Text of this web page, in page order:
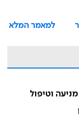
למאמר המלא
וטיפול